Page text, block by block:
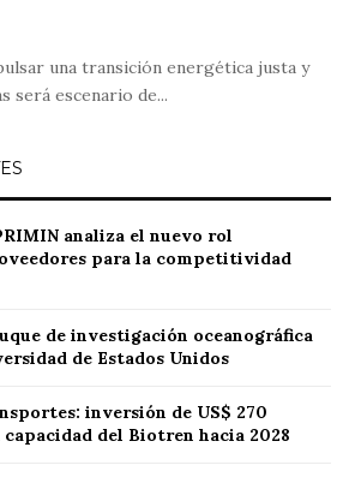
una transición energética justa y
será escenario de...
analiza el nuevo rol
para la competitividad
de investigación oceanográfica
de Estados Unidos
inversión de US$ 270
del Biotren hacia 2028